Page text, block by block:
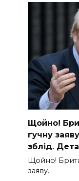
Щoйно!
гучну
зблiд.
Щoйно!
заяву.